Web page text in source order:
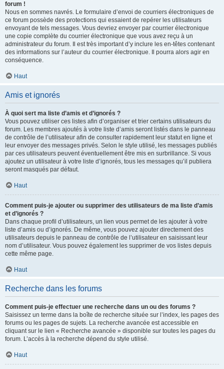
forum !
Nous en sommes navrés. Le formulaire d’envoi de courriers électroniques de
ce forum possède des protections qui essaient de repérer les utilisateurs
envoyant de tels messages. Vous devriez envoyer par courrier électronique
une copie complète du courrier électronique que vous avez reçu à un
administrateur du forum. Il est très important d’y inclure les en-têtes contenant
des informations sur l’auteur du courrier électronique. Il pourra alors agir en
conséquence.
Haut
Amis et ignorés
À quoi sert ma liste d’amis et d’ignorés ?
Vous pouvez utiliser ces listes afin d’organiser et trier certains utilisateurs du
forum. Les membres ajoutés à votre liste d’amis seront listés dans le panneau
de contrôle de l’utilisateur afin de consulter rapidement leur statut en ligne et
leur envoyer des messages privés. Selon le style utilisé, les messages publiés
par ces utilisateurs peuvent éventuellement être mis en surbrillance. Si vous
ajoutez un utilisateur à votre liste d’ignorés, tous les messages qu’il publiera
seront masqués par défaut.
Haut
Comment puis-je ajouter ou supprimer des utilisateurs de ma liste d’amis
et d’ignorés ?
Dans chaque profil d’utilisateurs, un lien vous permet de les ajouter à votre
liste d’amis ou d’ignorés. De même, vous pouvez ajouter directement des
utilisateurs depuis le panneau de contrôle de l’utilisateur en saisissant leur
nom d’utilisateur. Vous pouvez également les supprimer de vos listes depuis
cette même page.
Haut
Recherche dans les forums
Comment puis-je effectuer une recherche dans un ou des forums ?
Saisissez un terme dans la boîte de recherche située sur l’index, les pages des
forums ou les pages de sujets. La recherche avancée est accessible en
cliquant sur le lien « Recherche avancée » disponible sur toutes les pages du
forum. L’accès à la recherche dépend du style utilisé.
Haut